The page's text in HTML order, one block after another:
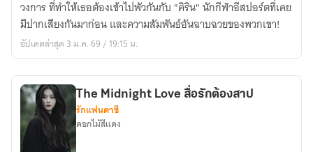
เกม
ของ
ฉัน
เธอ
ซ่อน
อยู่
วงการ ที่ทำให้เธอต้องเข้าไปพัวกันกับ "คิริน" นักกีฬาอีสปอร์ตที่เคย
มีปากเสียงกันมาก่อน และความสัมพันธ์อันฉาบฉวยของพวกเขา!
อัปเดตล่าสุด 3 ม.ค. 69 / 19:15 น.
The Midnight Love สื่อรักต้องสาป
รักแฟนตาซี
ดอกไม้สีแดง